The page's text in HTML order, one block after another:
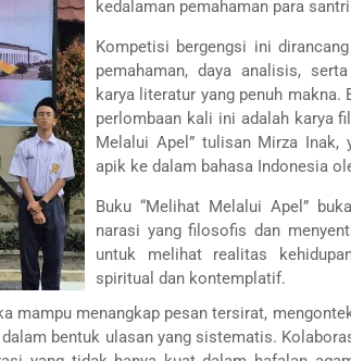
kedalaman pemahaman para
Kompetisi bergengsi ini
pemahaman, daya analisis,
karya literatur yang penuh makna.
perlombaan kali ini adalah karya
Melalui Apel” tulisan Mirza Inak,
apik ke dalam bahasa Indonesia
Buku “Melihat Melalui Apel”
narasi yang filosofis dan
untuk melihat realitas
spiritual dan kontemplatif.
mampu menangkap pesan tersirat,
bentuk ulasan yang sistematis.